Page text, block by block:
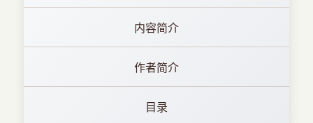
内容简介
作者简介
目录